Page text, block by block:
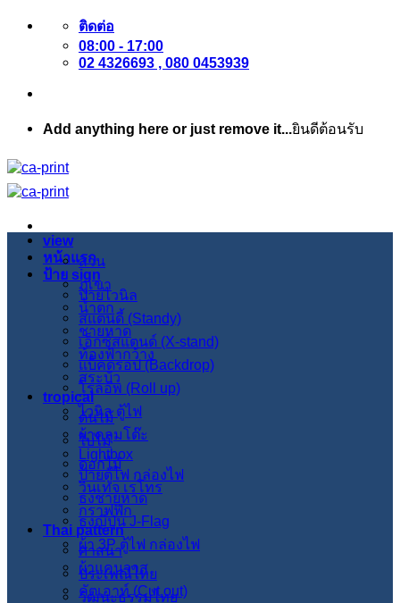
ข้าม
เนื้อหา
ติดต่อ
08:00 - 17:00
02 4326693 , 080 0453939
Add anything here or just remove it...ยินดีต้อนรับ
หน้าแรก
ป้าย sign
ป้ายไวนิล
สแตนดี้ (Standy)
เอ็กซ์สแตนด์ (X-stand)
แบ็คดรอป (Backdrop)
โรลอัพ (Roll up)
ไวนิล ตู้ไฟ
ผ้าคลุมโต๊ะ
Lightbox
ป้ายตู้ไฟ กล่องไฟ
ธงชายหาด
ธงญี่ปุ่น J-Flag
ผ้า 3P ตู้ไฟ กล่องไฟ
ผ้าแคนวาส
คัตเอาท์ (Cut out)
view
สวน
ภูเขา
น้ำตก
ชายหาด
ท้องฟ้ากว้าง
สระบัว
tropical
ต้นไม้
ใบไม้
ดอกไม้
วินเทจ เรโทร
กราฟฟิก
Thai pattern
ศาสนา
ประเพณีไทย
วัฒนะธรรมไทย